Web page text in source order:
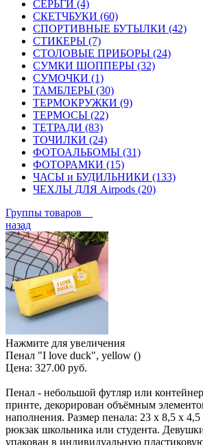
СЕРЬГИ (4)
СКЕТЧБУКИ (60)
СПОРТИВНЫЕ БУТЫЛКИ (42)
СТИКЕРЫ (7)
СТОЛОВЫЕ ПРИБОРЫ (24)
СУМКИ ШОППЕРЫ (32)
СУМОЧКИ (1)
ТАМБЛЕРЫ (30)
ТЕРМОКРУЖКИ (9)
ТЕРМОСЫ (22)
ТЕТРАДИ (83)
ТОЧИЛКИ (24)
ФОТОАЛЬБОМЫ (31)
ФОТОРАМКИ (15)
ЧАСЫ и БУДИЛЬНИКИ (133)
ЧЕХЛЫ ДЛЯ Airpods (20)
Группы товаров
назад
Нажмите для увеличения
Пенал "I love duck", yellow ()
Цена: 327.00 руб.
Пенал - небольшой футляр или
принте, декорирован объёмным
наполнения. Размер пенала: 23 х 8,5 х
рюкзак школьника или студента.
упакован в индивидуальную